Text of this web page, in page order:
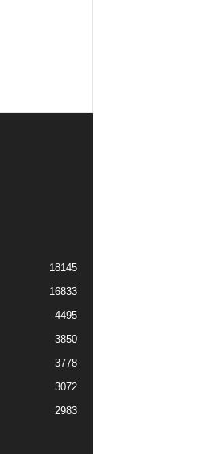
18145
16833
4495
3850
3778
3072
2983